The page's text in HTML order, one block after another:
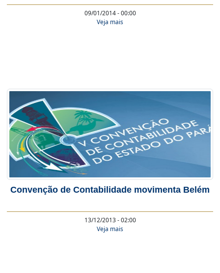
09/01/2014 - 00:00
Veja mais
Convenção de Contabilidade movimenta Belém
13/12/2013 - 02:00
Veja mais